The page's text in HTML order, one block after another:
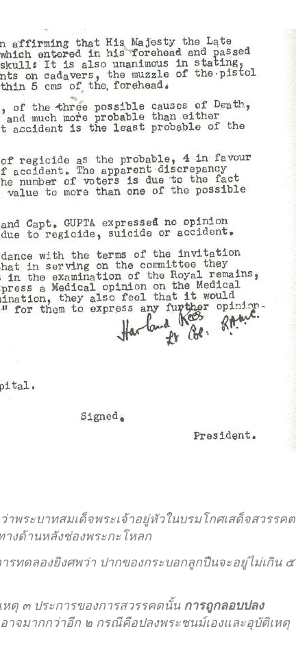
พระบาทสมเด็จพระเจ้าอยู่หัวในบรมโกศเสด็จสวรรคต
งด้านหลังช่องพระกะโหลก
รทดลองยิงศพว่า ปากของกระบอกลูกปืนจะอยู่ไม่เกิน ๕
ตุ ๓ ประการของการสวรรคตนั้น การถูกลอบปลง
าจมากกว่าอีก ๒ กรณีคือปลงพระชนม์เองและอุบัติเหตุ